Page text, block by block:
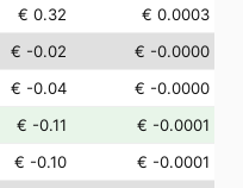
€ 0.32
€ 0.0003
€ -0.02
€ -0.0000
€ -0.04
€ -0.0000
€ -0.11
€ -0.0001
€ -0.10
€ -0.0001